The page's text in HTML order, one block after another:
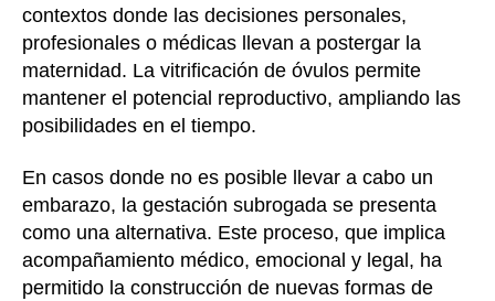
contextos donde las decisiones personales,
profesionales o médicas llevan a postergar la
maternidad. La vitrificación de óvulos permite
mantener el potencial reproductivo, ampliando las
posibilidades en el tiempo.
En casos donde no es posible llevar a cabo un
embarazo, la gestación subrogada se presenta
como una alternativa. Este proceso, que implica
acompañamiento médico, emocional y legal, ha
permitido la construcción de nuevas formas de